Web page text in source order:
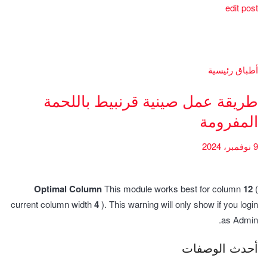
edit post
أطباق رئيسية
طريقة عمل صينية قرنبيط باللحمة
المفرومة
9 نوفمبر، 2024
Optimal ColumnThis module works best for column 12 (
current column width4). This warning will only show if you login
as Admin.
أحدث الوصفات